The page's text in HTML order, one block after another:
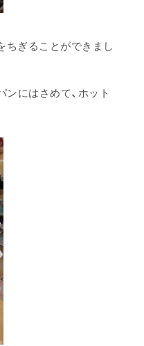
ちぎることができまし
にはさめて、ホット